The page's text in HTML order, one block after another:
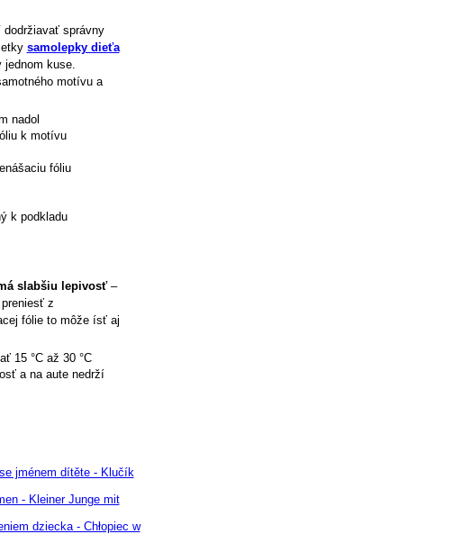
správny
samolepky dieťa
jednom kuse.
motívu a
nadol
k motívu
fóliu
k podkladu
slabšiu lepivosť–
z
fólie to môže ísť aj
15 °C až 30 °C
a na aute nedrží
jménem dítěte - Klučík
- Kleiner Junge mit
dziecka - Chłopiec w